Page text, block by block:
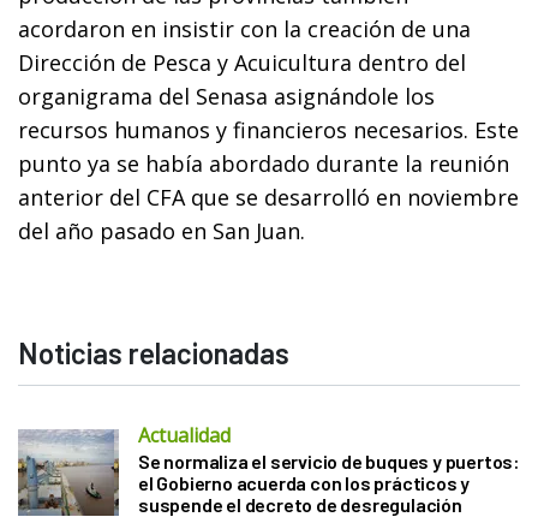
acordaron en insistir con la creación de una
Dirección de Pesca y Acuicultura dentro del
organigrama del Senasa asignándole los
recursos humanos y financieros necesarios. Este
punto ya se había abordado durante la reunión
anterior del CFA que se desarrolló en noviembre
del año pasado en San Juan.
Noticias relacionadas
Actualidad
Se normaliza el servicio de buques y puertos:
el Gobierno acuerda con los prácticos y
suspende el decreto de desregulación